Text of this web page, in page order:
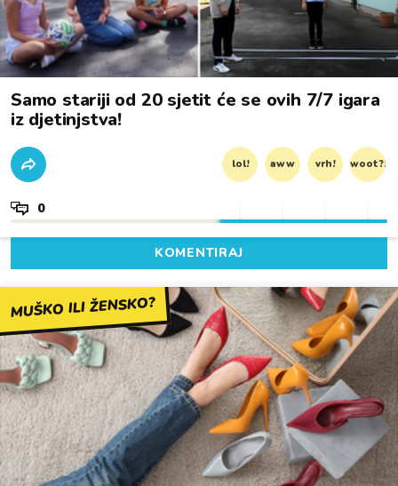
Samo stariji od 20 sjetit će se ovih 7/7 igara
iz djetinjstva!
lol! aww vrh! woot?!
0
KOMENTIRAJ
MUŠKO ILI ŽENSKO?